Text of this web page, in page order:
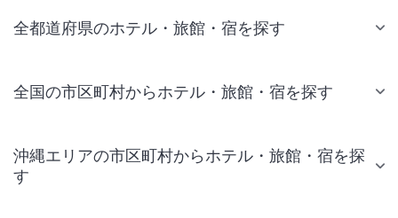
全都道府県のホテル・旅館・宿を探す
全国の市区町村からホテル・旅館・宿を探す
沖縄エリアの市区町村からホテル・旅館・宿を探
す